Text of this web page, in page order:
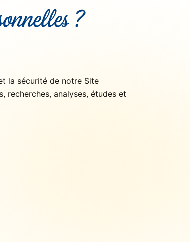
?
la sécurité de notre Site
recherches, analyses, études et